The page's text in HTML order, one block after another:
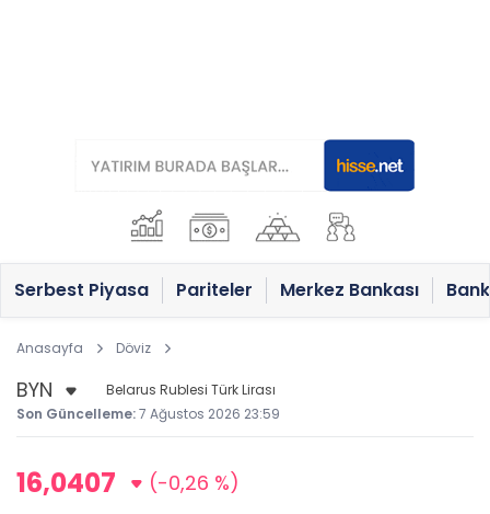
Serbest Piyasa Pariteler Merkez Bankası
Anasayfa Döviz
Belarus Rublesi Türk Lirası
Son Güncelleme:7 Ağustos 2026 23:59
16,0407 (-0,26 %)